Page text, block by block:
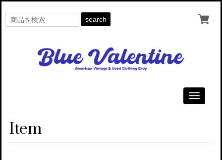
search
Toggle
Item